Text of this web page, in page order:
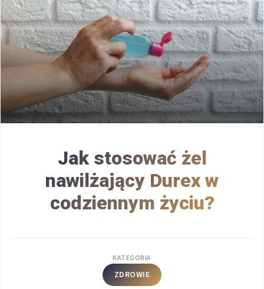
Jak stosować żel
nawilżający Durex w
codziennym życiu?
KATEGORIA
ZDROWIE